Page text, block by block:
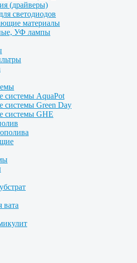
(драйверы)
светодиодов
материалы
УФ лампы
системы AquaPot
системы Green Day
системы GHE
вата